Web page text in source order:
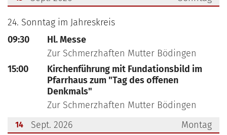
???msg.page.sr.date??? 13. September 2026
24. Sonntag im Jahreskreis
09:30
Hl. Messe
Zur Schmerzhaften Mutter Bödingen
15:00
Kirchenführung mit Fundationsbild im
Pfarrhaus zum "Tag des offenen
Denkmals"
Zur Schmerzhaften Mutter Bödingen
Montag
14
Sept. 2026